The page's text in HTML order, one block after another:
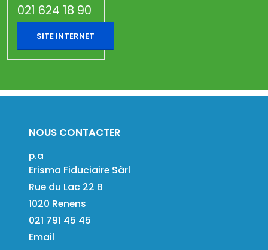
021 624 18 90
SITE INTERNET
NOUS CONTACTER
p.a
Erisma Fiduciaire Sàrl
Rue du Lac 22 B
1020 Renens
021 791 45 45
Email